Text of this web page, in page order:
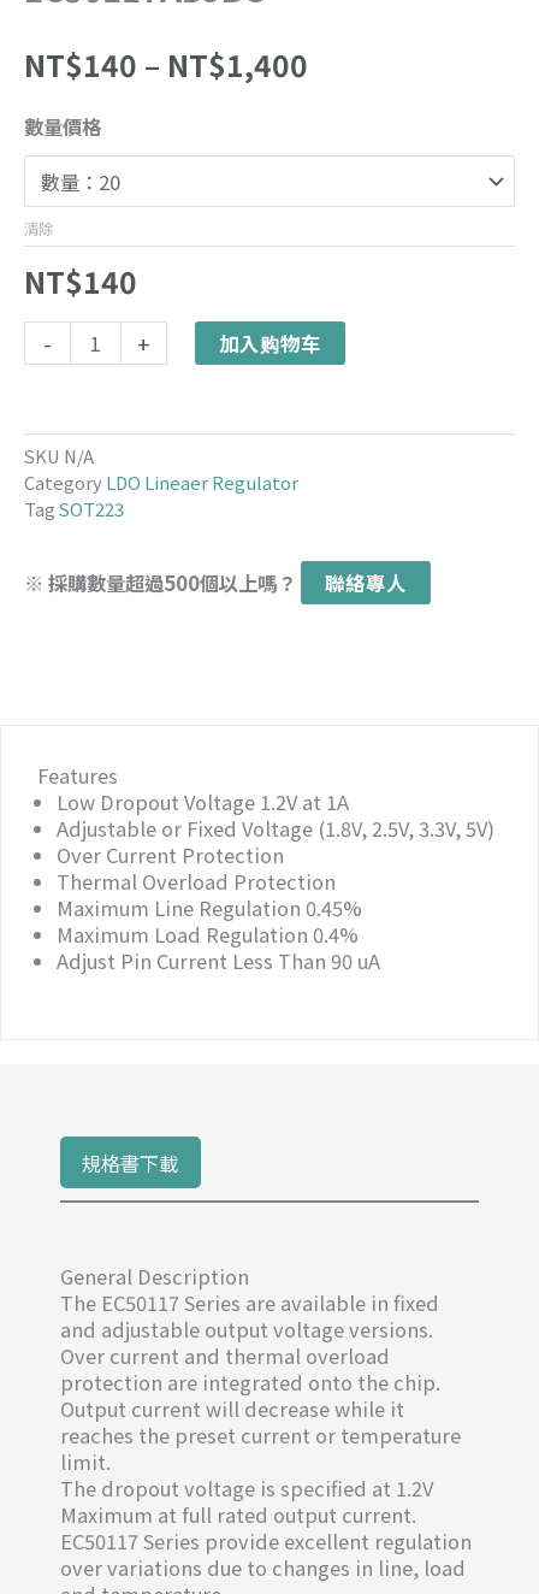
NT$140 – NT$1,400
NT$140
至
NT$1,400
數量價格
清除
NT$140
-
EC50117ADJBG
数
量
+ 加入购物车
SKU N/A
CategoryLDO Lineaer Regulator
TagSOT223
※ 採購數量超過500個以上嗎？ 聯絡專人
Features
Low Dropout Voltage 1.2V at 1A
Adjustable or Fixed Voltage (1.8V, 2.5V, 3.3V, 5V)
Over Current Protection
Thermal Overload Protection
Maximum Line Regulation 0.45%
Maximum Load Regulation 0.4%
Adjust Pin Current Less Than 90 uA
規格書下載
General Description
The EC50117 Series are available in fixed
and adjustable output voltage versions.
Over current and thermal overload
protection are integrated onto the chip.
Output current will decrease while it
reaches the preset current or temperature
limit.
The dropout voltage is specified at 1.2V
Maximum at full rated output current.
EC50117 Series provide excellent regulation
over variations due to changes in line, load